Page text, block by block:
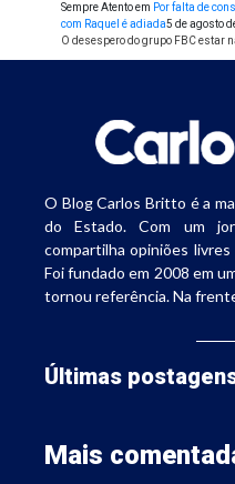
Sempre Atentoem Por falta de
com Raquel é adiada5 de agosto
O desespero do grupo FBC estar
O Blog Carlos Britto é a
do Estado. Com um
compartilha opiniões
Foi fundado em 2008 em
tornou referência. Na
Últimas
Mais